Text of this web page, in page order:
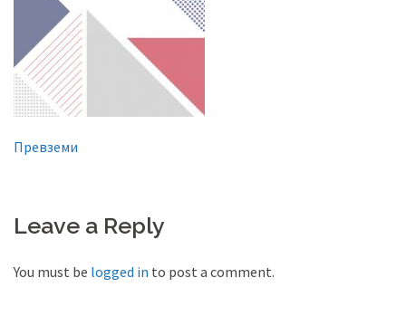
Превземи
Leave a Reply
You must be logged in to post a comment.